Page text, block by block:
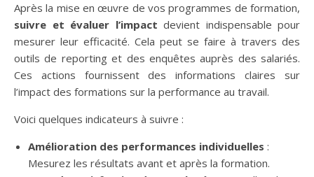
Après la mise en œuvre de vos programmes de formation,
suivre et évaluer l’impact devient indispensable pour
mesurer leur efficacité. Cela peut se faire à travers des
outils de reporting et des enquêtes auprès des salariés.
Ces actions fournissent des informations claires sur
l’impact des formations sur la performance au travail.
Voici quelques indicateurs à suivre :
Amélioration des performances individuelles :
Mesurez les résultats avant et après la formation.